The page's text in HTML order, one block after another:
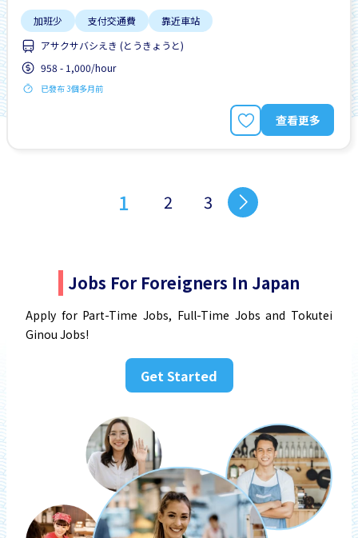
加班少 支付交通費
靠近車站
アサクサバシえき (とうきょうと)
958 - 1,000/hour
已發布 3個多月前
查看更多
1 2 3
Jobs For Foreigners In Japan
Apply for Part-Time Jobs, Full-Time Jobs and Tokutei
Ginou Jobs!
Get Started